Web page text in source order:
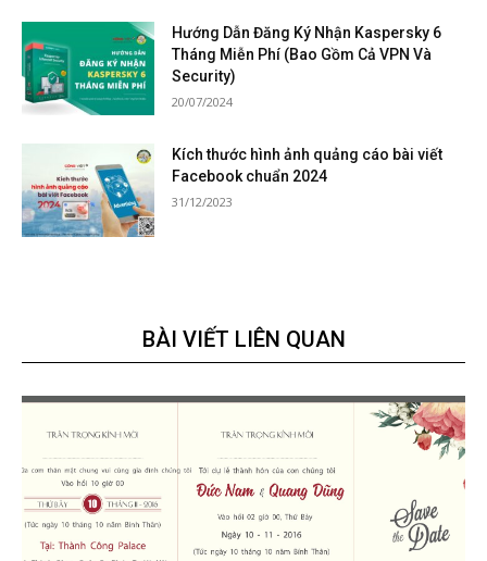
Hướng Dẫn Đăng Ký Nhận Kaspersky 6
Tháng Miễn Phí (Bao Gồm Cả VPN Và
Security)
20/07/2024
Kích thước hình ảnh quảng cáo bài viết
Facebook chuẩn 2024
31/12/2023
BÀI VIẾT LIÊN QUAN